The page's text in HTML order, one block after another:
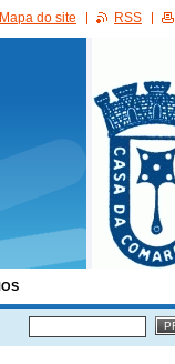
Mapa do site RSS